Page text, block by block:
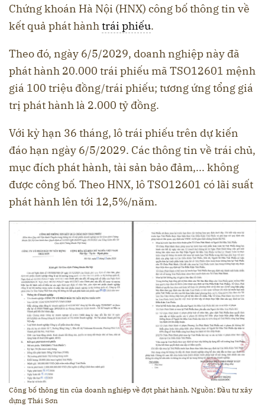
Chứng khoán Hà Nội (HNX) công bố thông tin về
kết quả phát hànhtrái phiếu.
Theo đó, ngày 6/5/2029, doanh nghiệp này đã
phát hành 20.000 trái phiếu mã TSO12601 mệnh
giá 100 triệu đồng/trái phiếu; tương ứng tổng giá
trị phát hành là 2.000 tỷ đồng.
Với kỳ hạn 36 tháng, lô trái phiếu trên dự kiến
đáo hạn ngày 6/5/2029. Các thông tin về trái chủ,
mục đích phát hành, tài sản bảo đảm,... không
được công bố. Theo HNX, lô TSO12601 có lãi suất
phát hành lên tới 12,5%/năm.
Công bố thông tin của doanh nghiệp về đợt phát hành. Nguồn: Đầu tư xây
dựng Thái Sơn